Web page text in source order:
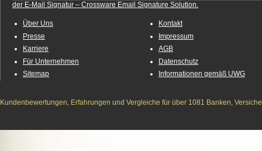
der E-Mail Signatur – Crossware Email Signature Solution.
Über Uns
Presse
Karriere
Für Unternehmen
Sitemap
Kontakt
Impressum
AGB
Datenschutz
Informationen gemäß UWG
Kundenbewertungen, Erfahrungen und Vergleiche für über 1081 Banken,